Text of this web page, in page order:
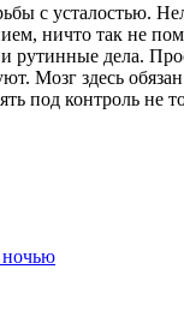
с усталостью.
ничто так не
рутинные дела.
Мозг здесь
под контроль не
ночью